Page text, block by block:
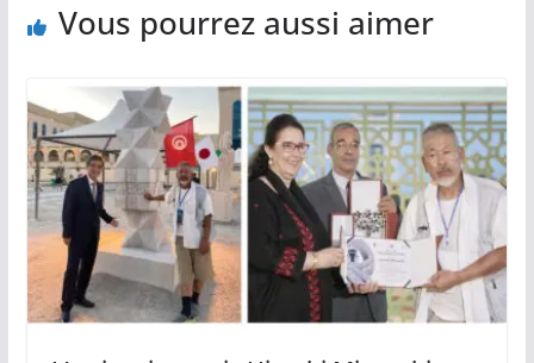
Vous pourrez aussi aimer